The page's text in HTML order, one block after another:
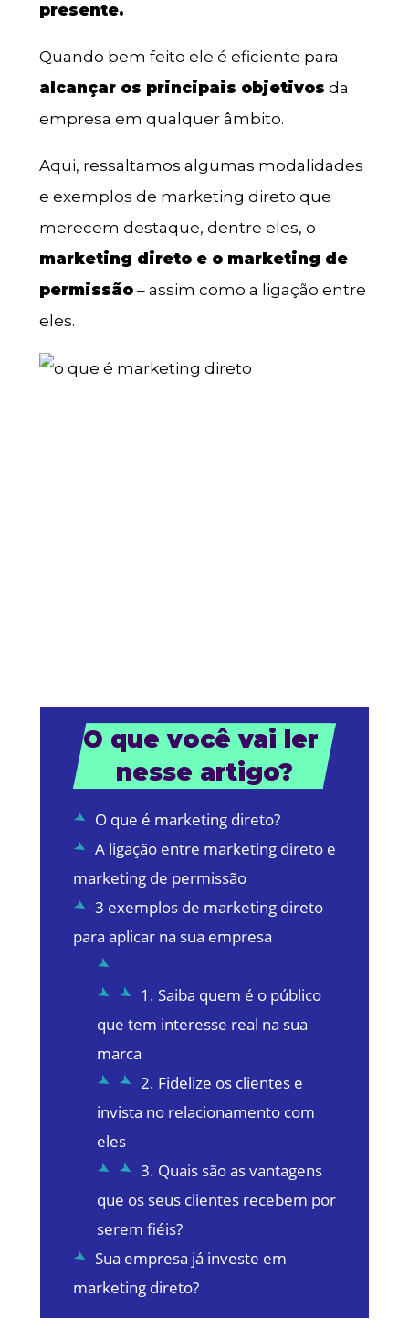
presente.
Quando bem feito ele é eficiente para
alcançar os principais objetivos da
empresa em qualquer âmbito.
Aqui, ressaltamos algumas modalidades
e exemplos de marketing direto que
merecem destaque, dentre eles, o
marketing direto e o marketing de
permissão– assim como a ligação entre
eles.
O que você vai ler
nesse artigo?
O que é marketing direto?
A ligação entre marketing direto e
marketing de permissão
3 exemplos de marketing direto
para aplicar na sua empresa
1. Saiba quem é o público
que tem interesse real na sua
marca
2. Fidelize os clientes e
invista no relacionamento com
eles
3. Quais são as vantagens
que os seus clientes recebem por
serem fiéis?
Sua empresa já investe em
marketing direto?